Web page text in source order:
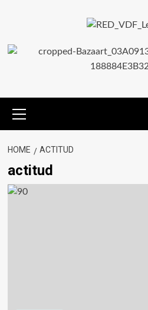
HOME ACTITUD
actitud